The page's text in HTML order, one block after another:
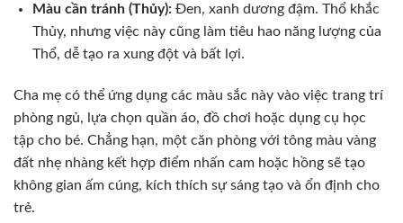
Màu cần tránh (Thủy):Đen, xanh dương đậm. Thổ khắc
Thủy, nhưng việc này cũng làm tiêu hao năng lượng của
Thổ, dễ tạo ra xung đột và bất lợi.
Cha mẹ có thể ứng dụng các màu sắc này vào việc trang trí
phòng ngủ, lựa chọn quần áo, đồ chơi hoặc dụng cụ học
tập cho bé. Chẳng hạn, một căn phòng với tông màu vàng
đất nhẹ nhàng kết hợp điểm nhấn cam hoặc hồng sẽ tạo
không gian ấm cúng, kích thích sự sáng tạo và ổn định cho
trẻ.